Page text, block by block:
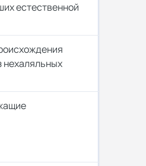
естественной